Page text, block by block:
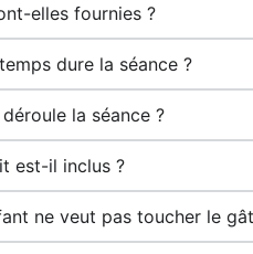
elles fournies ?
dure la séance ?
la séance ?
est-il inclus ?
ne veut pas toucher le